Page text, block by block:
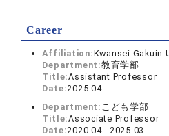
Career
Affiliation:Kwansei Gakuin
Department:教育学部
Title:Assistant Professor
Date:2025.04 -
Department: こども学部
Title:Associate Professor
Date:2020.04 - 2025.03